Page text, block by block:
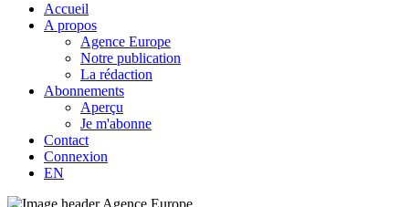
Accueil
A propos
Agence Europe
Notre publication
La rédaction
Abonnements
Aperçu
Je m'abonne
Contact
Connexion
EN